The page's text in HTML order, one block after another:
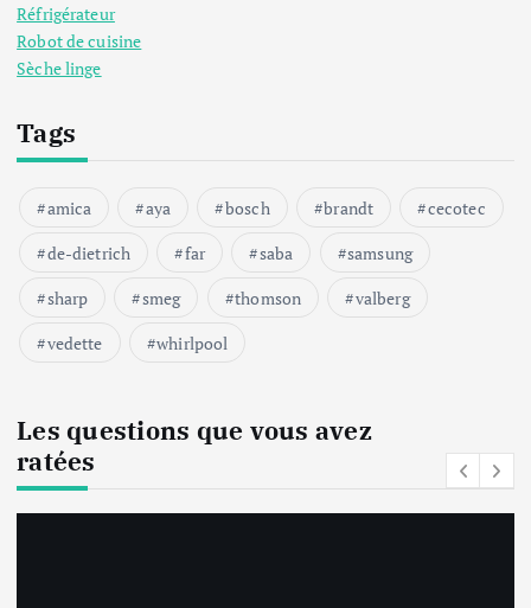
Réfrigérateur
Robot de cuisine
Sèche linge
Tags
amica aya bosch brandt
cecotec
de-dietrich
far saba
samsung
sharp
smeg thomson
valberg
vedette
whirlpool
Les questions que vous avez
ratées